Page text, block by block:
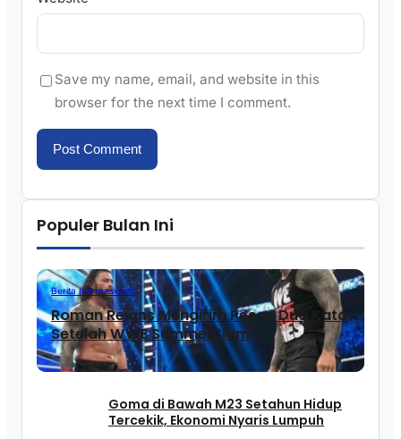
Save my name, email, and website in this
browser for the next time I comment.
Populer Bulan Ini
Berita Internasional
Roman Reigns Mengirim Pesan Dua Kata
Setelah WWE SummerSlam
Goma di Bawah M23 Setahun Hidup
Tercekik, Ekonomi Nyaris Lumpuh